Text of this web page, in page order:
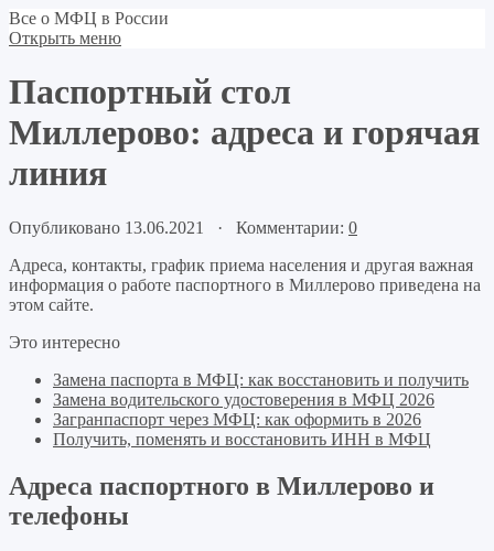
Все о МФЦ в России
Открыть меню
Паспортный стол
Миллерово: адреса и горячая
линия
Опубликовано 13.06.2021 · Комментарии: 0
Адреса, контакты, график приема населения и другая важная
информация о работе паспортного в Миллерово приведена на
этом сайте.
Это интересно
Замена паспорта в МФЦ: как восстановить и получить
Замена водительского удостоверения в МФЦ 2026
Загранпаспорт через МФЦ: как оформить в 2026
Получить, поменять и восстановить ИНН в МФЦ
Адреса паспортного в Миллерово и
телефоны